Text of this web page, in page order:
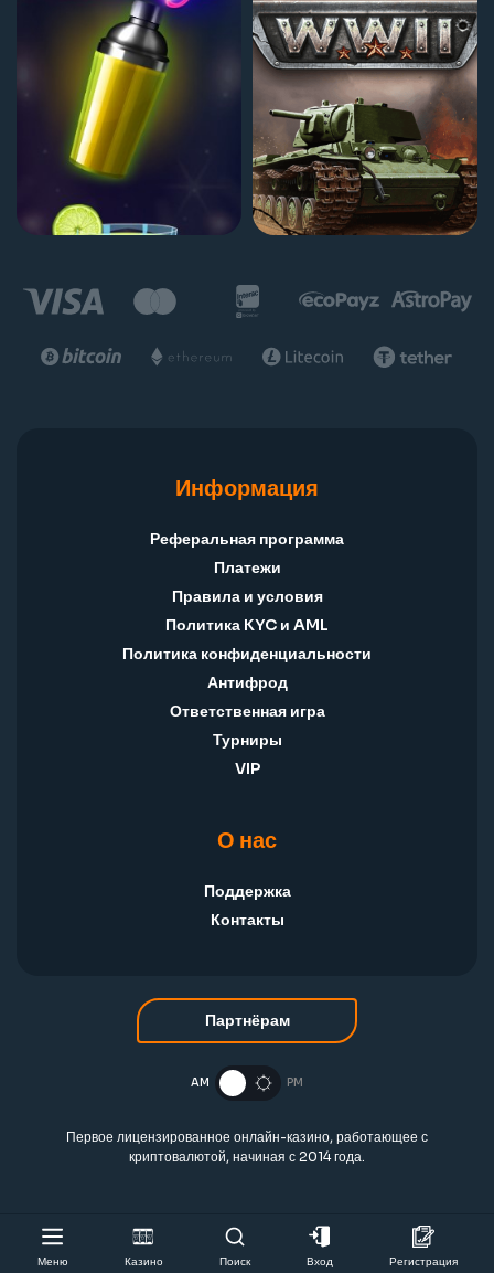
Меню Казино Поиск Вход Регистрация
Партнёрам
AM PM
Информация
Реферальная программа
Платежи
Правила и условия
Политика KYC и AML
Политика конфиденциальности
Антифрод
Ответственная игра
Турниры
VIP
О нас
Поддержка
Контакты
Первое лицензированное онлайн-казино, работающее с
криптовалютой, начиная с 2014 года.